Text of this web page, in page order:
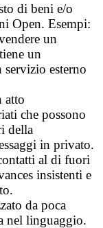
di beni e/o
Open. Esempi:
un
un
esterno
atto
che possono
della
in privato.
al di fuori
insistenti e
da poca
nel linguaggio.